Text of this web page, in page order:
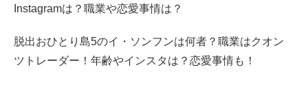
Instagramは？職業や恋愛事情は？
脱出おひとり島5のイ・ソンフンは何者？職業はクオン
ツトレーダー！年齢やインスタは？恋愛事情も！